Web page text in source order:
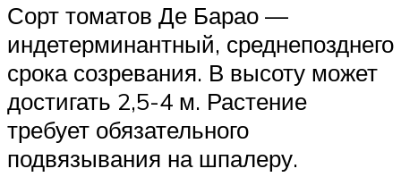
Сорт томатов Де Барао —
индетерминантный, среднепозднего
срока созревания. В высоту может
достигать 2,5-4 м. Растение
требует обязательного
подвязывания на шпалеру.